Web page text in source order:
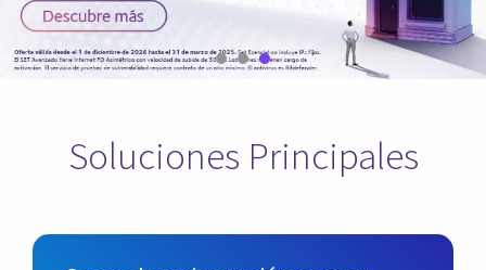
Soluciones Principales